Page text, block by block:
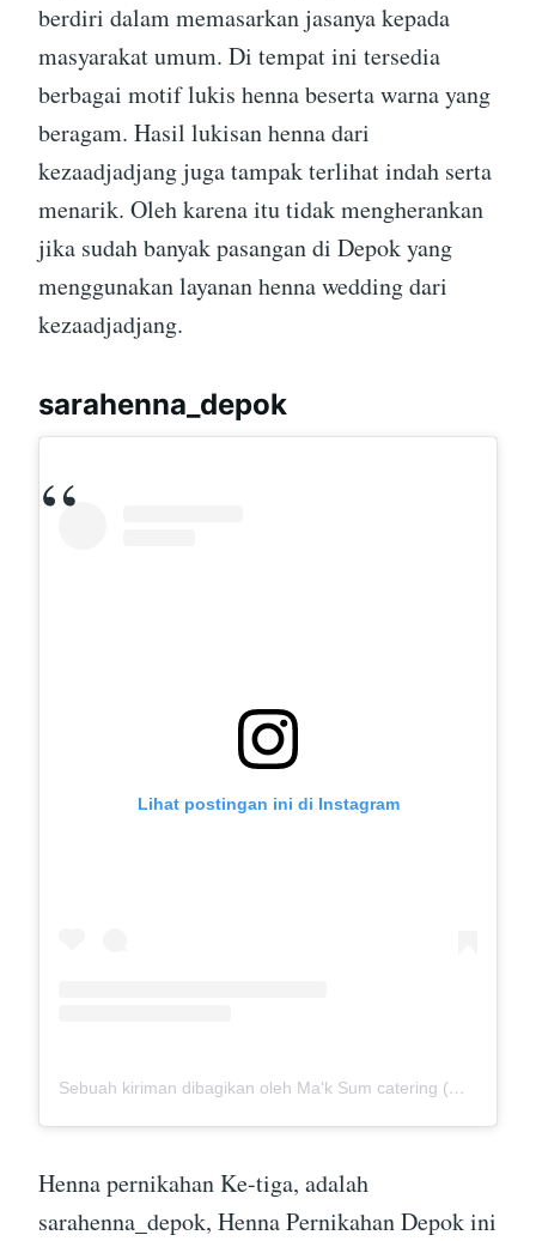
berdiri dalam memasarkan jasanya kepada
masyarakat umum. Di tempat ini tersedia
berbagai motif lukis henna beserta warna yang
beragam. Hasil lukisan henna dari
kezaadjadjang juga tampak terlihat indah serta
menarik. Oleh karena itu tidak mengherankan
jika sudah banyak pasangan di Depok yang
menggunakan layanan henna wedding dari
kezaadjadjang.
sarahenna_depok
Lihat postingan ini di Instagram
Sebuah kiriman dibagikan oleh Ma'k Sum catering (@mak_sumcatering)
Henna pernikahan Ke-tiga, adalah
sarahenna_depok, Henna Pernikahan Depok ini